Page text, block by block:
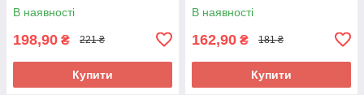
В наявності
198,90 ₴ 221 ₴
Купити
В наявності
162,90 ₴ 181 ₴
Купити